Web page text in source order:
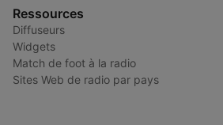
Ressources
Diffuseurs
Widgets
Match de foot à la radio
Sites Web de radio par pays